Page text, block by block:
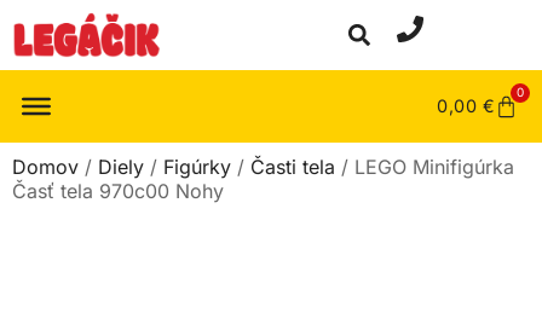
0,00 €
0
Domov / Diely / Figúrky / Časti tela / LEGO Minifigúrka
Časť tela 970c00 Nohy